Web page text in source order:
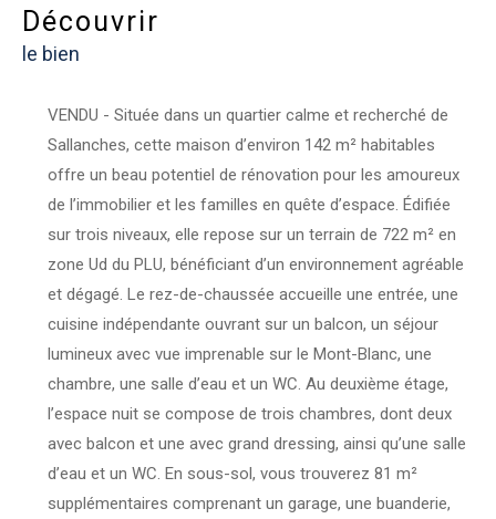
découvrir
le bien
VENDU - Située dans un quartier calme et recherché de
Sallanches, cette maison d’environ 142 m² habitables
offre un beau potentiel de rénovation pour les amoureux
de l’immobilier et les familles en quête d’espace. Édifiée
sur trois niveaux, elle repose sur un terrain de 722 m² en
zone Ud du PLU, bénéficiant d’un environnement agréable
et dégagé. Le rez-de-chaussée accueille une entrée, une
cuisine indépendante ouvrant sur un balcon, un séjour
lumineux avec vue imprenable sur le Mont-Blanc, une
chambre, une salle d’eau et un WC. Au deuxième étage,
l’espace nuit se compose de trois chambres, dont deux
avec balcon et une avec grand dressing, ainsi qu’une salle
d’eau et un WC. En sous-sol, vous trouverez 81 m²
supplémentaires comprenant un garage, une buanderie,